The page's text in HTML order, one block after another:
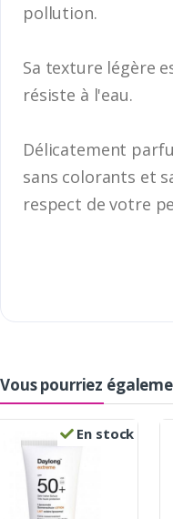
pollution.
Sa texture légère
résiste à l'eau.
Délicatement
sans colorants et
respect de votre
Vous pourriez
En stock